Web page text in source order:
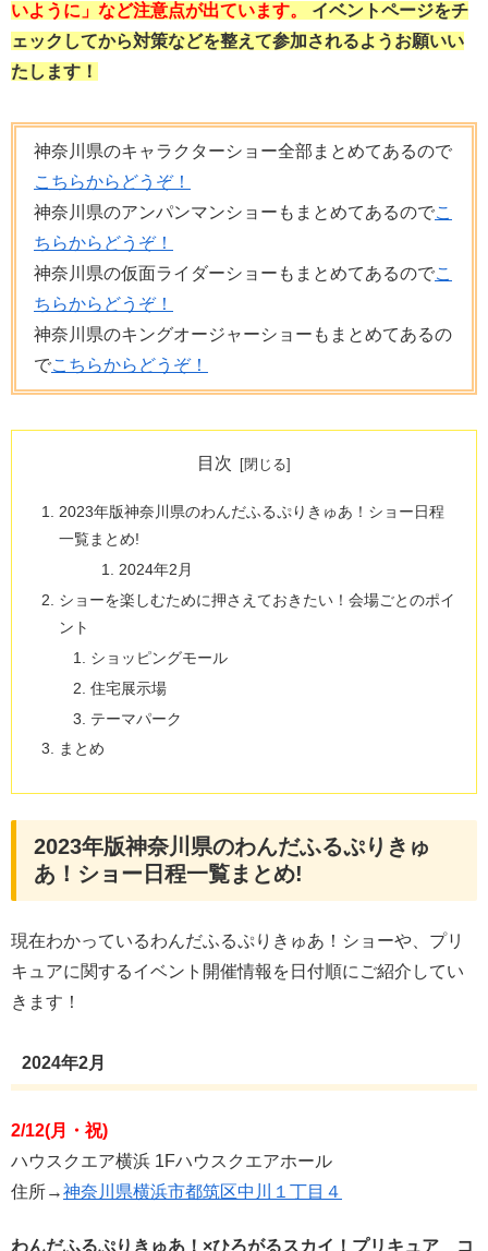
いように」など注意点が出ています。 イベントページをチ
ェックしてから対策などを整えて参加されるようお願いい
たします！
神奈川県のキャラクターショー全部まとめてあるので
こちらからどうぞ！
神奈川県のアンパンマンショーもまとめてあるのでこ
ちらからどうぞ！
神奈川県の仮面ライダーショーもまとめてあるのでこ
ちらからどうぞ！
神奈川県のキングオージャーショーもまとめてあるの
でこちらからどうぞ！
目次
2023年版神奈川県のわんだふるぷりきゅあ！ショー日程
一覧まとめ!
2024年2月
ショーを楽しむために押さえておきたい！会場ごとのポイ
ント
ショッピングモール
住宅展示場
テーマパーク
まとめ
2023年版神奈川県のわんだふるぷりきゅ
あ！ショー日程一覧まとめ!
現在わかっているわんだふるぷりきゅあ！ショーや、プリ
キュアに関するイベント開催情報を日付順にご紹介してい
きます！
2024年2月
2/12(月・祝)
ハウスクエア横浜 1Fハウスクエアホール
住所→神奈川県横浜市都筑区中川１丁目４
わんだふるぷりきゅあ！×ひろがるスカイ！プリキュア コ